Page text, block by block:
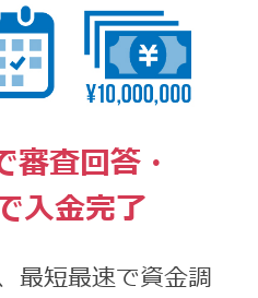
査回答・
入金完了
最短最速で資金調